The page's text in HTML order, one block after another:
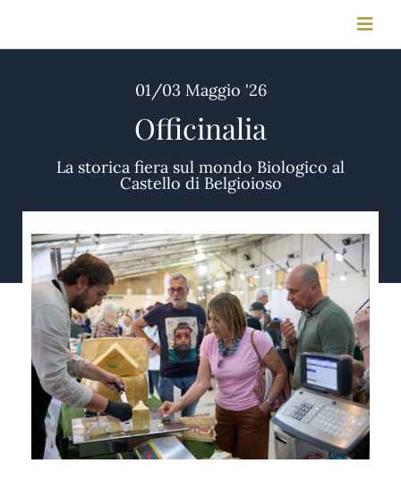
STORIA
MEETING & CONGRESSI
FOTO & VIDEO
CONTATTI
01/03 Maggio '26
Officinalia
La storica fiera sul mondo Biologico al
Castello di Belgioioso